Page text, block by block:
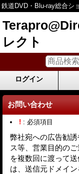
鉄道DVD・Blu-ray総合シ
レクト
ログイン
お問い合わせ
! : 必須項目
弊社宛への広告勧
ス等、営業目的の
を複数回に渡って
は、送信元ドメイ